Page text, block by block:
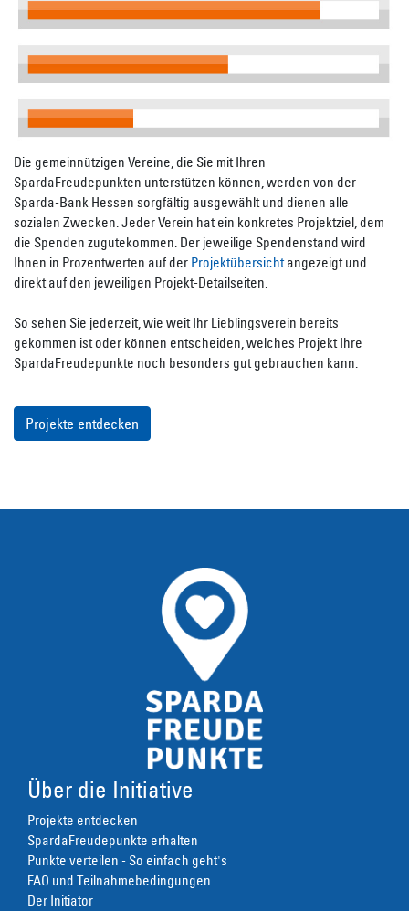
Die gemeinnützigen Vereine, die Sie mit Ihren
SpardaFreudepunkten unterstützen können, werden von der
Sparda-Bank Hessen sorgfältig ausgewählt und dienen alle
sozialen Zwecken. Jeder Verein hat ein konkretes Projektziel, dem
die Spenden zugutekommen. Der jeweilige Spendenstand wird
Ihnen in Prozentwerten auf der Projektübersichtangezeigt und
direkt auf den jeweiligen Projekt-Detailseiten.
So sehen Sie jederzeit, wie weit Ihr Lieblingsverein bereits
gekommen ist oder können entscheiden, welches Projekt Ihre
SpardaFreudepunkte noch besonders gut gebrauchen kann.
Projekte entdecken
Über die Initiative
Projekte entdecken
SpardaFreudepunkte erhalten
Punkte verteilen - So einfach geht's
FAQ und Teilnahmebedingungen
Der Initiator